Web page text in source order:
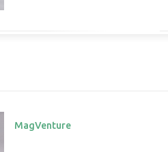
MagVenture